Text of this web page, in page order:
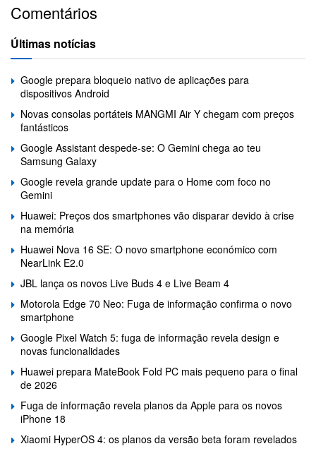
Comentários
Últimas notícias
Google prepara bloqueio nativo de aplicações para
dispositivos Android
Novas consolas portáteis MANGMI Air Y chegam com preços
fantásticos
Google Assistant despede-se: O Gemini chega ao teu
Samsung Galaxy
Google revela grande update para o Home com foco no
Gemini
Huawei: Preços dos smartphones vão disparar devido à crise
na memória
Huawei Nova 16 SE: O novo smartphone económico com
NearLink E2.0
JBL lança os novos Live Buds 4 e Live Beam 4
Motorola Edge 70 Neo: Fuga de informação confirma o novo
smartphone
Google Pixel Watch 5: fuga de informação revela design e
novas funcionalidades
Huawei prepara MateBook Fold PC mais pequeno para o final
de 2026
Fuga de informação revela planos da Apple para os novos
iPhone 18
Xiaomi HyperOS 4: os planos da versão beta foram revelados